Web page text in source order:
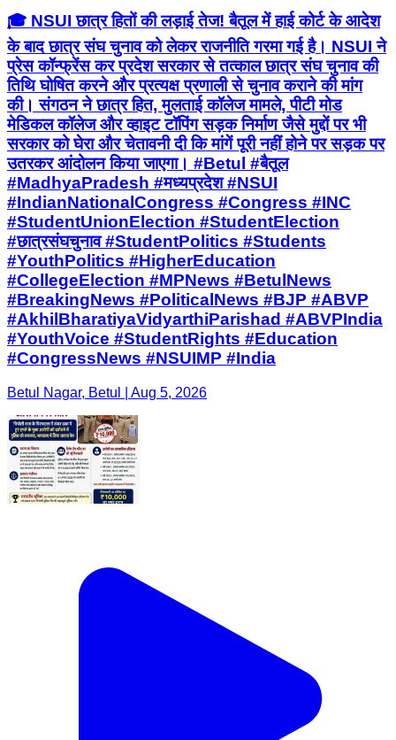
🎓 NSUI छात्र हितों की लड़ाई तेज! बैतूल में हाई कोर्ट के आदेश
के बाद छात्र संघ चुनाव को लेकर राजनीति गरमा गई है। NSUI ने
प्रेस कॉन्फ्रेंस कर प्रदेश सरकार से तत्काल छात्र संघ चुनाव की
तिथि घोषित करने और प्रत्यक्ष प्रणाली से चुनाव कराने की मांग
की। संगठन ने छात्र हित, मुलताई कॉलेज मामले, पीटी मोड
मेडिकल कॉलेज और व्हाइट टॉपिंग सड़क निर्माण जैसे मुद्दों पर भी
सरकार को घेरा और चेतावनी दी कि मांगें पूरी नहीं होने पर सड़क पर
उतरकर आंदोलन किया जाएगा। #Betul #बैतूल
#MadhyaPradesh #मध्यप्रदेश #NSUI
#IndianNationalCongress #Congress #INC
#StudentUnionElection #StudentElection
#छात्रसंघचुनाव #StudentPolitics #Students
#YouthPolitics #HigherEducation
#CollegeElection #MPNews #BetulNews
#BreakingNews #PoliticalNews #BJP #ABVP
#AkhilBharatiyaVidyarthiParishad #ABVPIndia
#YouthVoice #StudentRights #Education
#CongressNews #NSUIMP #India
Betul Nagar, Betul | Aug 5, 2026